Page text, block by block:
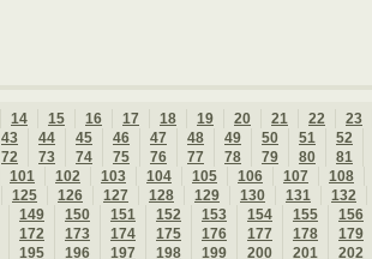
14 15 16 17 18 19 20 21 22 23
43 44 45 46 47 48 49 50 51 52
72 73 74 75 76 77 78 79 80 81
101 102 103 104 105 106 107 108
125 126 127 128 129 130 131 132
149 150 151 152 153 154 155 156
172 173 174 175 176 177 178 179
195 196 197 198 199 200 201 202